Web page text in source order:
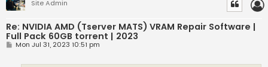
Site Admin
Re: NVIDIA AMD (Tserver MATS) VRAM Repair Software |
Full Pack 60GB torrent | 2023
PMon Jul 31, 2023 10:51 pm